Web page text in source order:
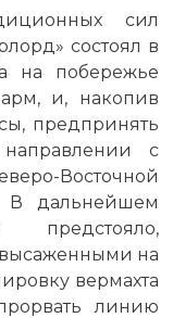
сил
состоял в
на побережье
и, накопив
предпринять
с
Восточной
дальнейшем
предстояло,
на
вермахта
линию